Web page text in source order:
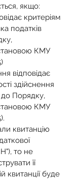
якщо:
критеріям
податків
КМУ
відповідає
здійснення
до Порядку,
КМУ
квитанцію
то не
її
квитанції буде